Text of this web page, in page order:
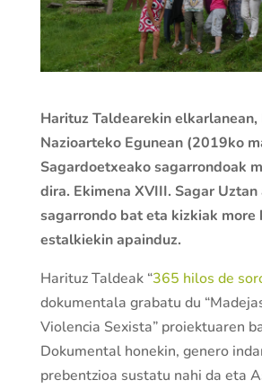
Harituz Taldearekin elkarlanean,
Nazioarteko Egunean (2019ko
Sagardoetxeako sagarrondoak
dira. Ekimena XVIII. Sagar
sagarrondo bat eta kizkiak more
estalkiekin apainduz.
Harituz Taldeak “365 hilos de
dokumentala grabatu du
Violencia Sexista” proiektuaren
Dokumental honekin, genero
prebentzioa sustatu nahi da eta